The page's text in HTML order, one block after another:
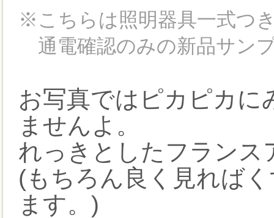
※こちらは照明器具一式つ
通電確認のみの新品サン
お写真ではピカピカに
ませんよ。
れっきとしたフランス
(もちろん良く見れば
ます。)